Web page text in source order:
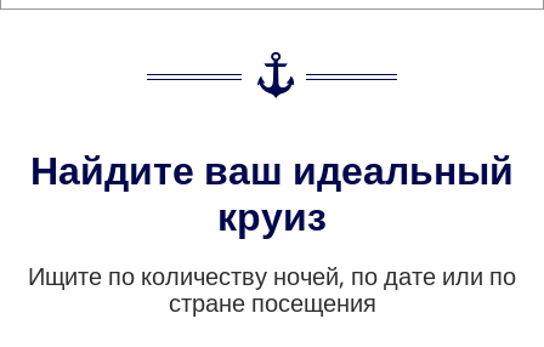
Найдите ваш идеальный
круиз
Ищите по количеству ночей, по дате или по
стране посещения